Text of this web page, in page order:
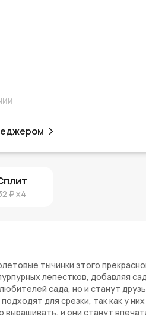
₽x4
тычинки этого
лепестков, добавляя
сада, но и станут
для срезки, так как у
выращивать, и они станут